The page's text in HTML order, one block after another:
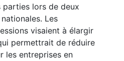
lors de deux
Les
visaient à élargir
permettrait de réduire
les entreprises en